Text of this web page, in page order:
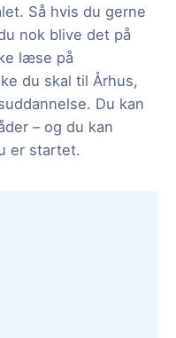
Så hvis du gerne
nok blive det på
læse på
du skal til Århus,
Du kan
– og du kan
er startet.